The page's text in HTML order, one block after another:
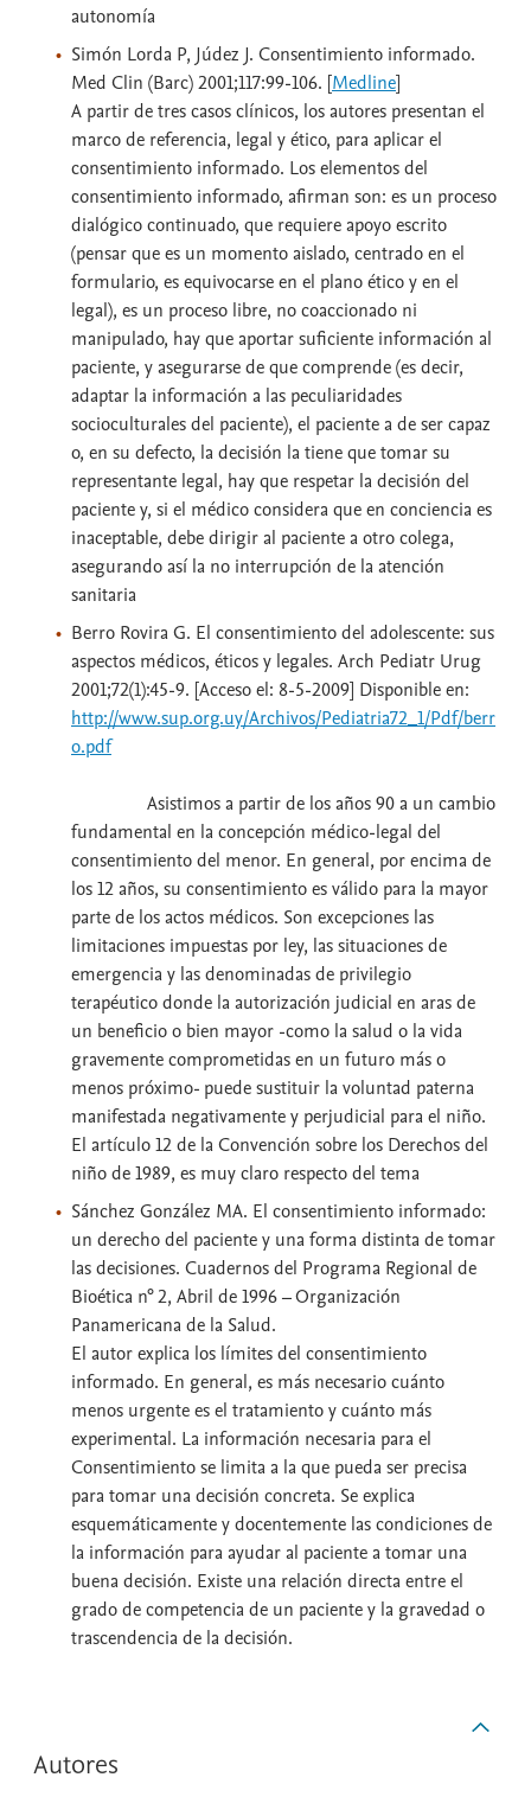
autonomía
Simón Lorda P, Júdez J. Consentimiento informado.
Med Clin (Barc) 2001;117:99-106. [Medline]
A partir de tres casos clínicos, los autores presentan el
marco de referencia, legal y ético, para aplicar el
consentimiento informado. Los elementos del
consentimiento informado, afirman son: es un proceso
dialógico continuado, que requiere apoyo escrito
(pensar que es un momento aislado, centrado en el
formulario, es equivocarse en el plano ético y en el
legal), es un proceso libre, no coaccionado ni
manipulado, hay que aportar suficiente información al
paciente, y asegurarse de que comprende (es decir,
adaptar la información a las peculiaridades
socioculturales del paciente), el paciente a de ser capaz
o, en su defecto, la decisión la tiene que tomar su
representante legal, hay que respetar la decisión del
paciente y, si el médico considera que en conciencia es
inaceptable, debe dirigir al paciente a otro colega,
asegurando así la no interrupción de la atención
sanitaria
Berro Rovira G. El consentimiento del adolescente: sus
aspectos médicos, éticos y legales. Arch Pediatr Urug
2001;72(1):45-9. [Acceso el: 8-5-2009] Disponible en:
http://www.sup.org.uy/Archivos/Pediatria72_1/Pdf/berr
o.pdf
Asistimos a partir de los años 90 a un cambio
fundamental en la concepción médico-legal del
consentimiento del menor. En general, por encima de
los 12 años, su consentimiento es válido para la mayor
parte de los actos médicos. Son excepciones las
limitaciones impuestas por ley, las situaciones de
emergencia y las denominadas de privilegio
terapéutico donde la autorización judicial en aras de
un beneficio o bien mayor -como la salud o la vida
gravemente comprometidas en un futuro más o
menos próximo- puede sustituir la voluntad paterna
manifestada negativamente y perjudicial para el niño.
El artículo 12 de la Convención sobre los Derechos del
niño de 1989, es muy claro respecto del tema
Sánchez González MA. El consentimiento informado:
un derecho del paciente y una forma distinta de tomar
las decisiones. Cuadernos del Programa Regional de
Bioética n° 2, Abril de 1996 – Organización
Panamericana de la Salud.
El autor explica los límites del consentimiento
informado. En general, es más necesario cuánto
menos urgente es el tratamiento y cuánto más
experimental. La información necesaria para el
Consentimiento se limita a la que pueda ser precisa
para tomar una decisión concreta. Se explica
esquemáticamente y docentemente las condiciones de
la información para ayudar al paciente a tomar una
buena decisión. Existe una relación directa entre el
grado de competencia de un paciente y la gravedad o
trascendencia de la decisión.
Autores